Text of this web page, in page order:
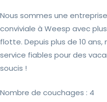
Nous sommes une
conviviale à Weesp avec
flotte. Depuis plus de 10
service fiables pour des
soucis !
Nombre de couchages : 4